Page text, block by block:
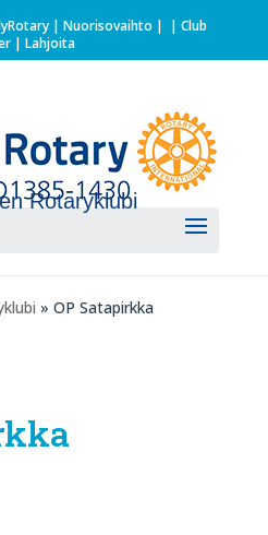
| Nuorisovaihto | | Club
| Lahjoita
Rotaryklubi
» OP Satapirkka